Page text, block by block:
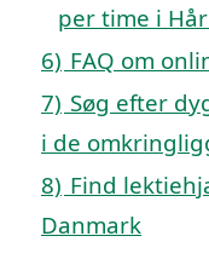
per time i
6) FAQ om
7) Søg efter
i de
8) Find
Danmark